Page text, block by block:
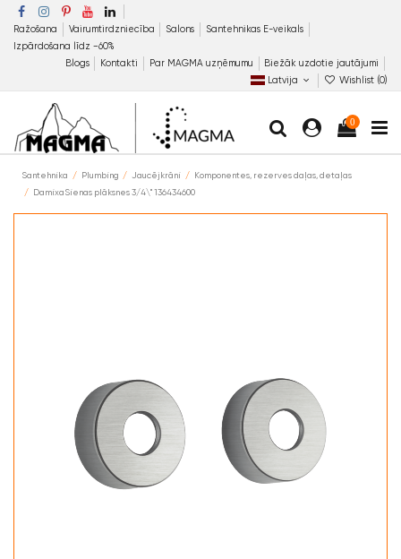
Ražošana Vairumtirdzniecība Salons
Santehnikas E-veikals
Izpārdošana līdz −60%
Blogs
Kontakti Par MAGMA uzņēmumu
Biežāk uzdotie jautājumi
Latvija
Wishlist (0)
0
Santehnika Plumbing Jaucējkrāni
Komponentes, rezerves daļas, detaļas
DamixaSienas plāksnes 3/4\" 136434600